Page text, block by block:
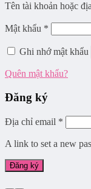
Tên tài khoản hoặc
Mật khẩu *
Ghi nhớ mật khẩu
Quên mật khẩu?
Đăng ký
Địa chỉ email *
A link to set a new
Đăng ký